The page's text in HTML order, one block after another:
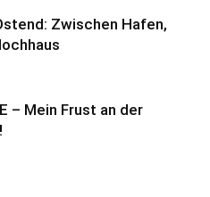
Zwischen Hafen,
– Mein Frust an der